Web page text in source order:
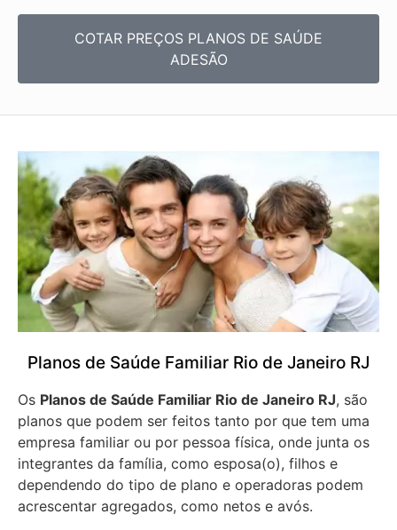
COTAR PREÇOS PLANOS DE SAÚDE
ADESÃO
Planos de Saúde Familiar Rio de Janeiro RJ
Os Planos de Saúde Familiar Rio de Janeiro RJ, são
planos que podem ser feitos tanto por que tem uma
empresa familiar ou por pessoa física, onde junta os
integrantes da família, como esposa(o), filhos e
dependendo do tipo de plano e operadoras podem
acrescentar agregados, como netos e avós.